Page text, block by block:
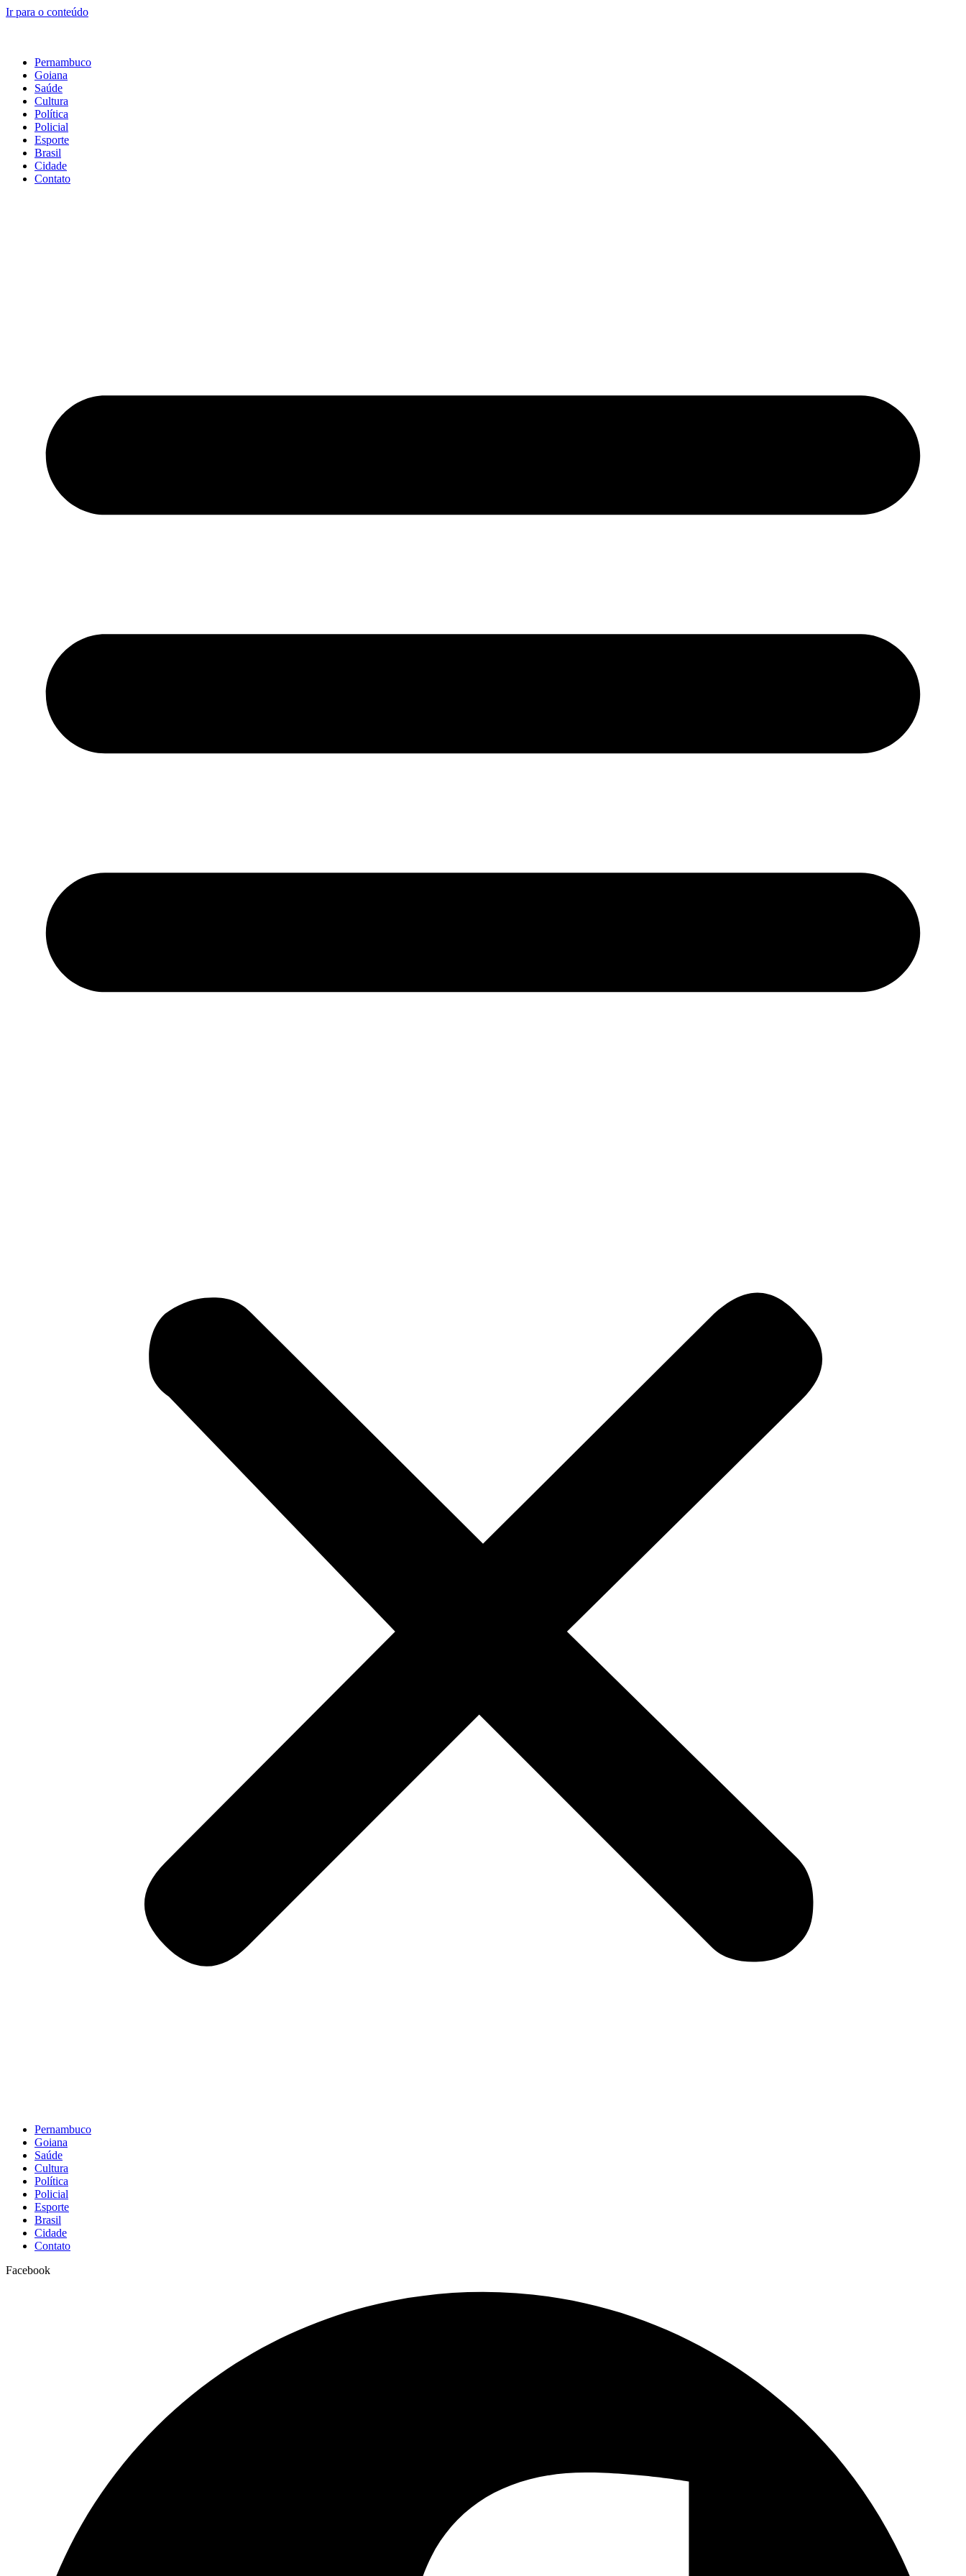
Ir para o conteúdo
Pernambuco
Goiana
Saúde
Cultura
Política
Policial
Esporte
Brasil
Cidade
Contato
Pernambuco
Goiana
Saúde
Cultura
Política
Policial
Esporte
Brasil
Cidade
Contato
Facebook